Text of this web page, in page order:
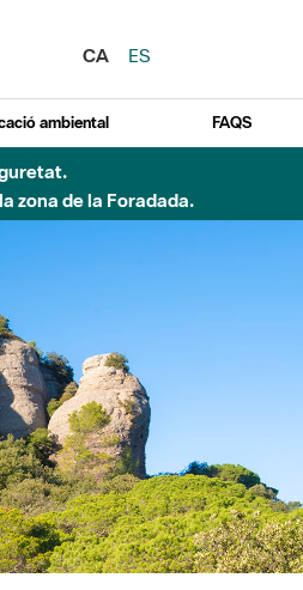
CA
ES
ambiental FAQS
zona de la Foradada.